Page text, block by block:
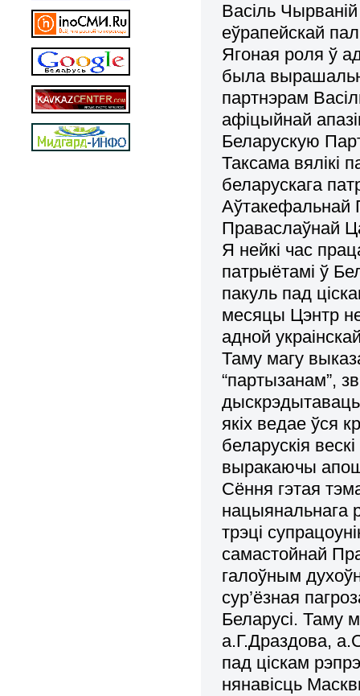
Васіль
еўрапейскай
Ягоная роля ў
была
партнэрам
афіцыйнай
Беларускую
Таксама вялікі
беларускага
Аўтакефальнай
Праваслаўнай
Я нейкі час
патрыётамі ў
пакуль пад
месяцы Цэнтр
адной
Таму магу
“партызанам”,
якіх ведае ўся
беларускія
выракаючы
Сёння гэтая
нацыянальнага
трэці
самастойнай
галоўным
сур’ёзная
Беларусі. Таму
а.Г.Драздова,
пад ціскам
нянавісць